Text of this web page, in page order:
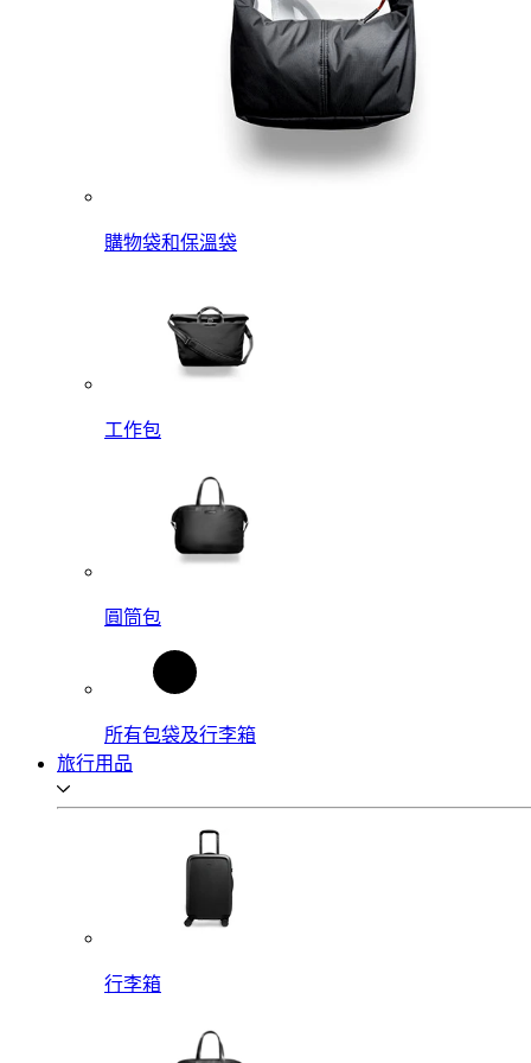
購物袋和保溫袋
工作包
圓筒包
所有包袋及行李箱
旅行用品
行李箱